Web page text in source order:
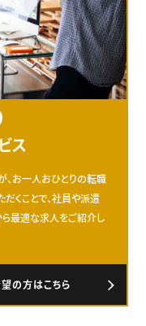
ス
、お一人おひとりの転職
くことで、社員や派遣
最適な求人をご紹介し
の方はこちら